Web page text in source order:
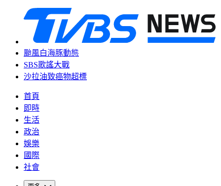
颱風白海豚動態
SBS歌謠大戰
沙拉油致癌物超標
首頁
即時
生活
政治
娛樂
國際
社會